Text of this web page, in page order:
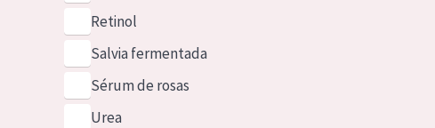
Retinol
Salvia fermentada
Sérum de rosas
Urea